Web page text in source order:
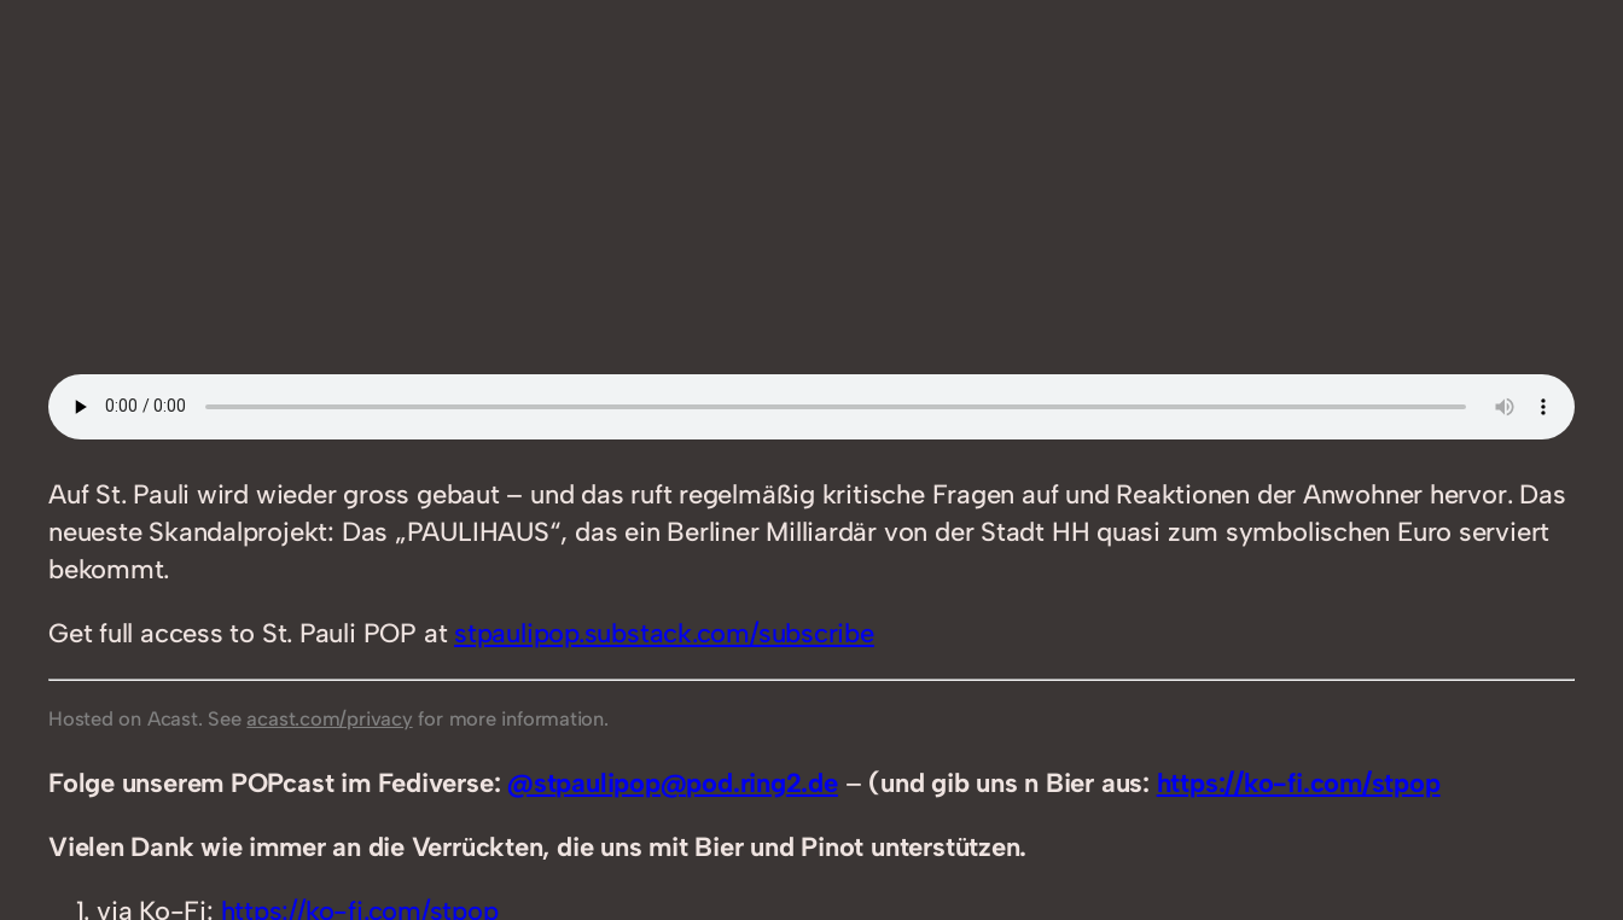
Auf St. Pauli wird wieder gross gebaut – und das ruft regelmäßig kritische Fragen auf und Reaktionen der Anwohner hervor. Das
neueste Skandalprojekt: Das „PAULIHAUS“, das ein Berliner Milliardär von der Stadt HH quasi zum symbolischen Euro serviert
bekommt.
Get full access to St. Pauli POP at stpaulipop.substack.com/subscribe
Hosted on Acast. See acast.com/privacy for more information.
Folge unserem POPcast im Fediverse:@stpaulipop@pod.ring2.de– (und gib uns n Bier aus: https://ko-fi.com/stpop
Vielen Dank wie immer an die Verrückten, die uns mit Bier und Pinot unterstützen.
via Ko-Fi: https://ko-fi.com/stpop